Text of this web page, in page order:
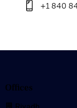
+1 840
Offices